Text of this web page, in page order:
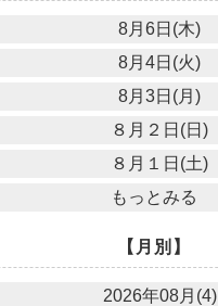
8月6日(木)
8月4日(火)
8月3日(月)
８月２日(日)
８月１日(土)
もっとみる
【月別】
2026年08月(4)